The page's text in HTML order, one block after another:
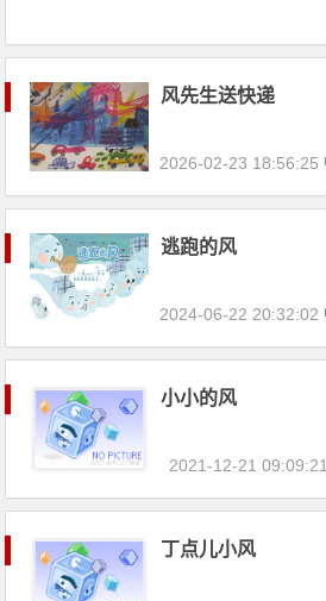
风先生送快递
2026-02-23 18:56:25
逃跑的风
2024-06-22 20:32:02
小小的风
2021-12-21 09:09:21
丁点儿小风